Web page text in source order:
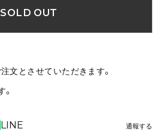
SOLD OUT
文とさせていただきます。
。
LINE 通報する